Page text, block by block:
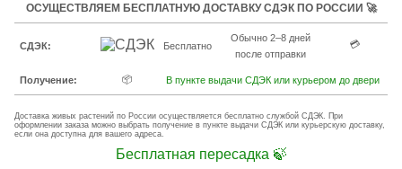
ОСУЩЕСТВЛЯЕМ БЕСПЛАТНУЮ ДОСТАВКУ СДЭК ПО РОССИИ 🚀
СДЭК: Бесплатно
Обычно 2–8 дней
после отправки
💳
Получение: 📦 В пункте выдачи СДЭК или курьером до двери
Доставка живых растений по России осуществляется бесплатно службой СДЭК. При
оформлении заказа можно выбрать получение в пункте выдачи СДЭК или курьерскую доставку,
если она доступна для вашего адреса.
Бесплатная пересадка 🍃